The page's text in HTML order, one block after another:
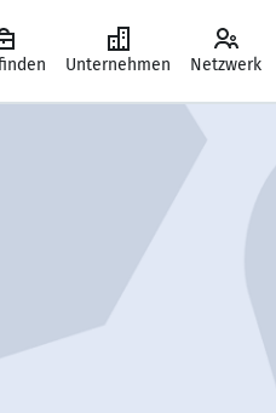
Unternehmen Netzwerk